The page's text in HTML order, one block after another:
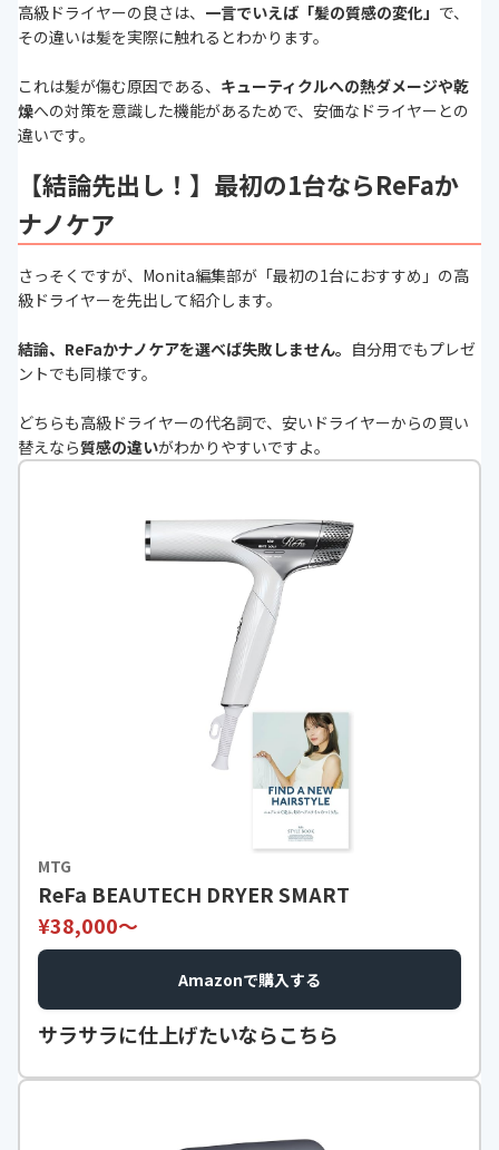
高級ドライヤーの良さは、 一言でいえば「髪の質感の変化」 で、
その違いは髪を実際に触れるとわかります。
これは髪が傷む原因である、 キューティクルへの熱ダメージや乾
燥への対策を意識した機能があるためで、安価なドライヤーとの
違いです。
【結論先出し！】最初の1台ならReFaか
ナノケア
さっそくですが、Monita編集部が「最初の1台におすすめ」の高
級ドライヤーを先出して紹介します。
結論、ReFaかナノケアを選べば失敗しません。 自分用でもプレゼ
ントでも同様です。
どちらも高級ドライヤーの代名詞で、安いドライヤーからの買い
替えなら質感の違いがわかりやすいですよ。
MTG
ReFa BEAUTECH DRYER SMART
¥38,000〜
Amazonで購入する
サラサラに仕上げたいならこちら